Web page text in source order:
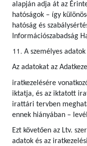
alapján adja át az
hatóságok – így
hatóság és
Információszabadság
A személyes
Az adatokat az
iratkezelésére
iktatja, és az iktatott
irattári tervben
ennek hiányában –
Ezt követően az Ltv.
adatok és az